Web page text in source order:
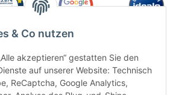
& Co nutzen
akzeptieren“ gestatten Sie den
auf unserer Website: Technisch
ReCaptcha, Google Analytics,